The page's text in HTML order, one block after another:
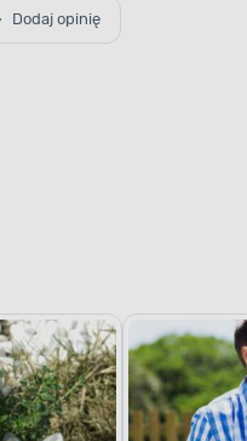
Dodaj opinię